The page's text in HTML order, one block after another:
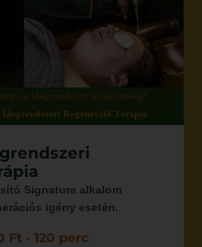
Signature alkalom
igény esetén.
Ft · 120 perc